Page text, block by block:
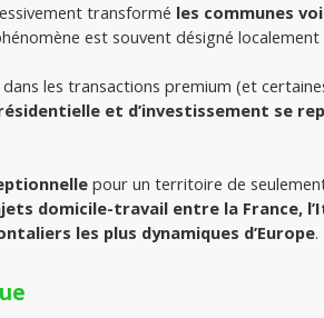
transformé les communes
est souvent désigné localement
les transactions premium (et
et d’investissement se
domicile-travail entre la France,
les plus dynamiques d’Europe.